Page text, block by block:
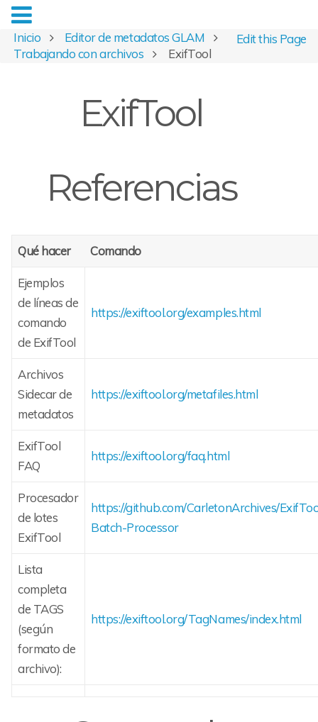
Edit this Page
Inicio
Editor de metadatos GLAM
Trabajando con archivos
ExifTool
ExifTool
Referencias
Qué hacer Comando
Ejemplos
de líneas de
comando
de ExifTool
https://exiftool.org/examples.html
Archivos
Sidecar de
metadatos
https://exiftool.org/metafiles.html
ExifTool
FAQ
https://exiftool.org/faq.html
Procesador
de lotes
ExifTool
https://github.com/CarletonArchives/
Batch-Processor
Lista
completa
de TAGS
(según
formato de
archivo):
https://exiftool.org/TagNames/index.html